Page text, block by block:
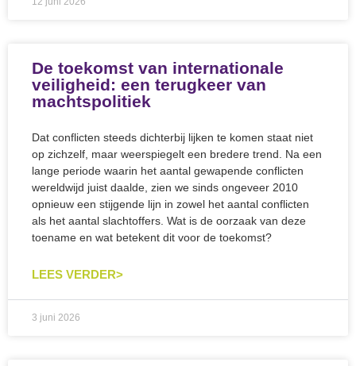
De toekomst van internationale
veiligheid: een terugkeer van
machtspolitiek
Dat conflicten steeds dichterbij lijken te komen staat niet
op zichzelf, maar weerspiegelt een bredere trend. Na een
lange periode waarin het aantal gewapende conflicten
wereldwijd juist daalde, zien we sinds ongeveer 2010
opnieuw een stijgende lijn in zowel het aantal conflicten
als het aantal slachtoffers. Wat is de oorzaak van deze
toename en wat betekent dit voor de toekomst?
LEES VERDER>
3 juni 2026